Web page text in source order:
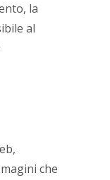
la
al
che